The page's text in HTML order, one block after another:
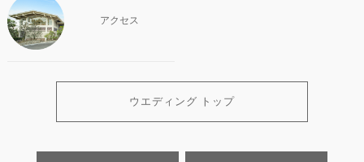
アクセス
ウエディング トップ